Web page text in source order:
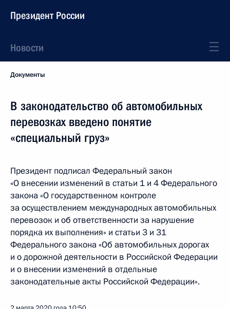
Президент России
Новости
Документы
В законодательство об автомобильных
перевозках введено понятие
«специальный груз»
Президент подписал Федеральный закон
«О внесении изменений в статьи 1 и 4 Федерального
закона «О государственном контроле
за осуществлением международных автомобильных
перевозок и об ответственности за нарушение
порядка их выполнения» и статьи 3 и 31
Федерального закона «Об автомобильных дорогах
и о дорожной деятельности в Российской Федерации
и о внесении изменений в отдельные
законодательные акты Российской Федерации».